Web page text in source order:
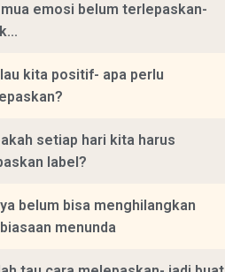
emosi belum terlepaskan-
kita positif- apa perlu
setiap hari kita harus
label?
belum bisa menghilangkan
menunda